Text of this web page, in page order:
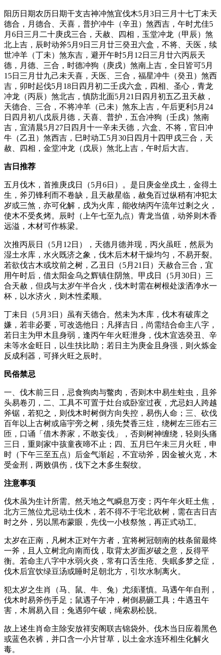
阳历日期农历日期干支吉神冲煞宜伐木5月3日三月十七丁未天
德合，月德合、天喜，普护冲牛（辛丑）煞西吉，午时尤佳5
月6日三月二十庚戌三合，天赦、四相，玉堂冲龙（甲辰）煞
北上吉，辰时动斧5月9日三月廿三癸丑六盒，不将、天医，续
世冲羊（丁未）煞东吉，避开午时5月12日三月廿六丙辰天
德，月德、三合，时德冲狗（庚戌）煞南上吉，全日皆可5月
15日三月廿九己未天喜，天医、三合，福星冲牛（癸丑）煞西
吉，卯时起伐5月18日四月初二壬戌六盒，四相、圣心，青龙
冲龙（丙辰）煞北吉，慎防北面5月21日四月初五乙丑天赦，
天德合、三合，不将冲羊（己未）煞东上吉，午后更利5月24
日四月初八戊辰月德，天喜、普护，五合冲狗（壬戌）煞南
吉，宜清晨5月27日四月十一辛未天德，六盒、不将，官日冲
牛（乙丑）煞西吉，巳时动工5月30日四月十四甲戌三合，天
赦、四相，金堂冲龙（戊辰）煞北上吉，午时后大吉。
吉日推荐
五月伐木，首推庚戌日（5月6日）。是日庚金坐戌土，金得土
生，斧刃锋利而不卷缺，且天赦星临，赦免百过纵稍有冲犯太
岁或三煞，亦可化解，戌为火库，能收纳丙午流年过剩之火，
使木不受炙烤。辰时（上午七至九点）青龙当值，动斧则木香
远溢，木材可作栋梁。
次推丙辰日（5月12日），天德月德并现，丙火虽旺，然辰为
湿土水库，水火既济之象，伐木后木材干燥均匀，不易开裂。
若欲伐古木或坟前之树，乙丑日（5月21日）天赦合三合，宜
用午时后，借太阳金乌之辉镇住阴煞。甲戌日（5月30日）三
合天赦，但戌与太岁午半合火，伐木时需在树根处泼洒净水一
杯，以水济火，则木性柔顺。
丁未日（5月3日）虽有天德合。然未为木库，伐木有破库之
嫌，若非必要，可改选他日；凡择吉日，尚需结合命主八字，
若日主为甲木且身弱，逢丙午年火旺泄身，伐木宜选癸丑、辛
未等水金旺日，以生扶比助；若日主为庚金且身强，则火炼金
反成利器，可择火旺之辰时。
民俗禁忌
一、伐木前三日，忌食狗肉与鳖肉，否则木中易生蛀虫，且斧
头易卷刃，二、工具不可置于灶台或卧室过夜，尤忌妇人跨越
斧锯，若犯之，则伐木时树倒方向失控，易伤人命；三、砍伐
百年以上古树或庙宇旁之树，须先焚香三炷，绕树左三匝右三
匝，口诵「借木养家，不敢妄伐」，否则树神缠绕，轻则头痛
三日，重则家中孩童夜啼不止；四、五月巳午未三月火旺，申
时（下午三至五点）后金气渐起，不宜动斧，因金被火克，木
受金刑，两败俱伤，伐下之木多生裂纹。
注意事项
伐木虽为生计所需。然天地之气瞬息万变；丙午年火旺土焦，
北方三煞位尤忌动土伐木，若不得不于宅北砍树，需在吉日吉
时之外，另以黑布蒙眼，先伐一小枝祭煞，再正式动工。
太岁在正南，凡树木正对午方者，宜将树冠朝南的枝条留最终
一斧，且人立树北向南而伐，取背太岁面岁破之意，反得平
衡。若命主八字中水弱火炎，常有口舌生疮、失眠多梦之症，
伐木后宜饮绿豆汤或睡时足朝北方，引坎水制离火。
犯太岁之生肖（马、鼠、牛、兔）尤须谨慎。马遇午年自刑，
伐木时易斧伤手足；鼠遇子午冲，树倒易砸工具；牛遇丑午
害，木屑易入目；兔遇卯午破，绳索易松脱。
故上述生肖命主除安放祥安阁联吉锦袋外。伐木当日应着黑色
或蓝色衣裤，并口含一小片甘草，以土金水连环相生化解火
毒。